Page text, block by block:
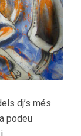
dj’s més
podeu